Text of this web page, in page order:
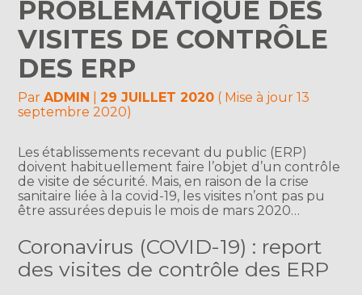
PROBLÉMATIQUE DES
VISITES DE CONTRÔLE
DES ERP
ParADMIN |29 JUILLET 2020 ( Mise à jour 13
septembre 2020)
Les établissements recevant du public (ERP)
doivent habituellement faire l’objet d’un contrôle
de visite de sécurité. Mais, en raison de la crise
sanitaire liée à la covid-19, les visites n’ont pas pu
être assurées depuis le mois de mars 2020…
Coronavirus (COVID-19) : report
des visites de contrôle des ERP